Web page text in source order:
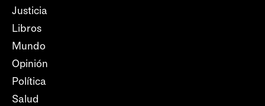
Justicia
Libros
Mundo
Opinión
Política
Salud